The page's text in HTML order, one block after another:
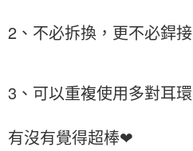
2、不必拆換，更不必銲接
3、可以重複使用多對耳環
有沒有覺得超棒❤